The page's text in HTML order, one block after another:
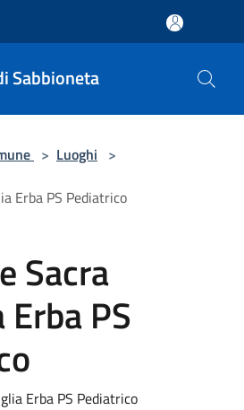
Sabbioneta
> Luoghi >
Erba PS Pediatrico
Sacra
PS
Erba PS Pediatrico